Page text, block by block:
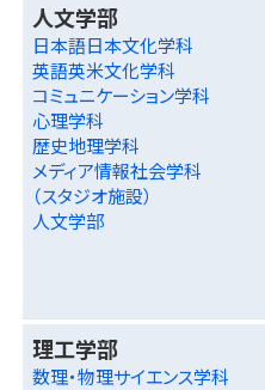
人文学部
日本語日本文化学科
英語英米文化学科
コミュニケーション学科
心理学科
歴史地理学科
メディア情報社会学科
（スタジオ施設）
人文学部
理工学部
数理・物理サイエンス学科